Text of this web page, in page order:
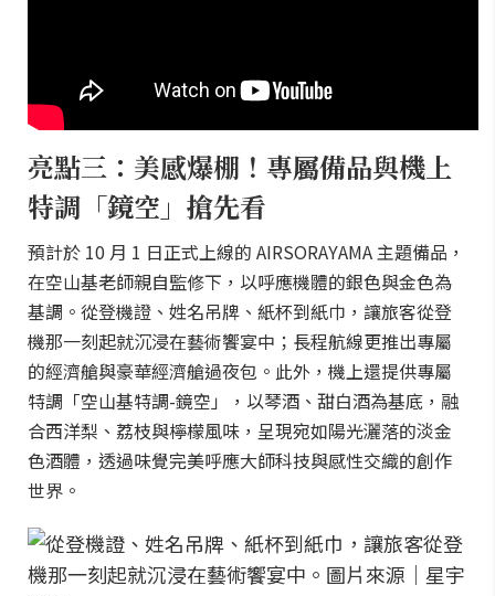
亮點三：美感爆棚！專屬備品與機上
特調「鏡空」搶先看
預計於 10 月 1 日正式上線的 AIRSORAYAMA 主題備品，
在空山基老師親自監修下，以呼應機體的銀色與金色為
基調。從登機證、姓名吊牌、紙杯到紙巾，讓旅客從登
機那一刻起就沉浸在藝術饗宴中；長程航線更推出專屬
的經濟艙與豪華經濟艙過夜包。此外，機上還提供專屬
特調「空山基特調-鏡空」，以琴酒、甜白酒為基底，融
合西洋梨、荔枝與檸檬風味，呈現宛如陽光灑落的淡金
色酒體，透過味覺完美呼應大師科技與感性交織的創作
世界。